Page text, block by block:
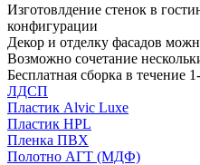
Изготовлдение стенок в
конфигурации
Декор и отделку фасадов
Возможно сочетание
Бесплатная сборка в течение
ЛДСП
Пластик Alvic Luxe
Пластик HPL
Пленка ПВХ
Полотно АГТ (МДФ)